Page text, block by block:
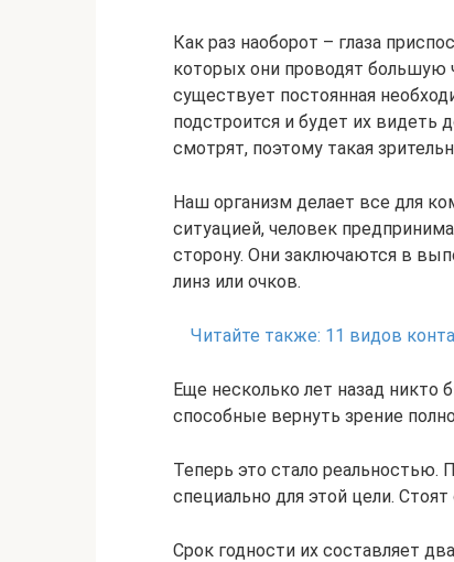
Как раз наоборот – глаза
которых они проводят большую
существует постоянная
подстроится и будет их видеть
смотрят, поэтому такая
Наш организм делает все для
ситуацией, человек
сторону. Они заключаются в
линз или очков.
Читайте также: 11 видов
Еще несколько лет назад
способные вернуть зрение
Теперь это стало реальностью.
специально для этой цели.
Срок годности их составляет